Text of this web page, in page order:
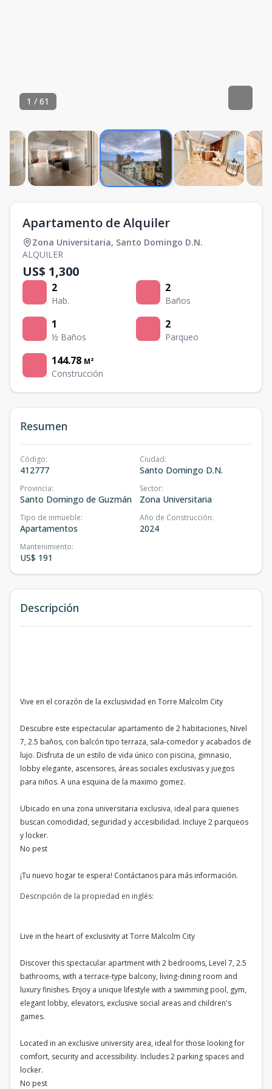
1 / 61
Apartamento de Alquiler
Zona Universitaria, Santo Domingo D.N.
ALQUILER
US$ 1,300
2
Hab.
2
Baños
1
½ Baños
2
Parqueo
144.78 M²
Construcción
Resumen
Código:
412777
Ciudad:
Santo Domingo D.N.
Provincia:
Santo Domingo de Guzmán
Sector:
Zona Universitaria
Tipo de inmueble:
Apartamentos
Año de Construcción:
2024
Mantenimiento:
US$ 191
Descripción
Vive en el corazón de la exclusividad en Torre Malcolm City
Descubre este espectacular apartamento de 2 habitaciones, Nivel
7, 2.5 baños, con balcón tipo terraza, sala-comedor y acabados de
lujo. Disfruta de un estilo de vida único con piscina, gimnasio,
lobby elegante, ascensores, áreas sociales exclusivas y juegos
para niños. A una esquina de la maximo gomez.
Ubicado en una zona universitaria exclusiva, ideal para quienes
buscan comodidad, seguridad y accesibilidad. Incluye 2 parqueos
y locker.
No pest
¡Tu nuevo hogar te espera! Contáctanos para más información.
Descripción de la propiedad en inglés:
Live in the heart of exclusivity at Torre Malcolm City
Discover this spectacular apartment with 2 bedrooms, Level 7, 2.5
bathrooms, with a terrace-type balcony, living-dining room and
luxury finishes. Enjoy a unique lifestyle with a swimming pool, gym,
elegant lobby, elevators, exclusive social areas and children's
games.
Located in an exclusive university area, ideal for those looking for
comfort, security and accessibility. Includes 2 parking spaces and
locker.
No pest